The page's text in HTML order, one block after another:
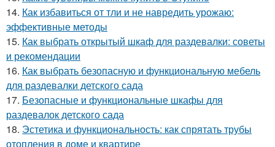
14. Как избавиться от тли и не навредить урожаю:
эффективные методы
15. Как выбрать открытый шкаф для раздевалки: советы
и рекомендации
16. Как выбрать безопасную и функциональную мебель
для раздевалки детского сада
17. Безопасные и функциональные шкафы для
раздевалок детского сада
18. Эстетика и функциональность: как спрятать трубы
отопления в доме и квартире